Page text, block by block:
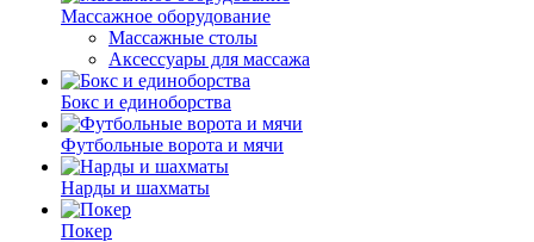
Массажное оборудование
Массажные столы
Аксессуары для массажа
Бокс и единоборства
Футбольные ворота и мячи
Нарды и шахматы
Покер